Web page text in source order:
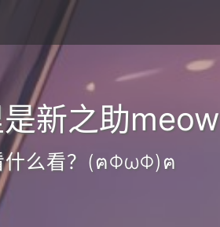
新之助meow
什么看？(ฅΦωΦ)ฅ